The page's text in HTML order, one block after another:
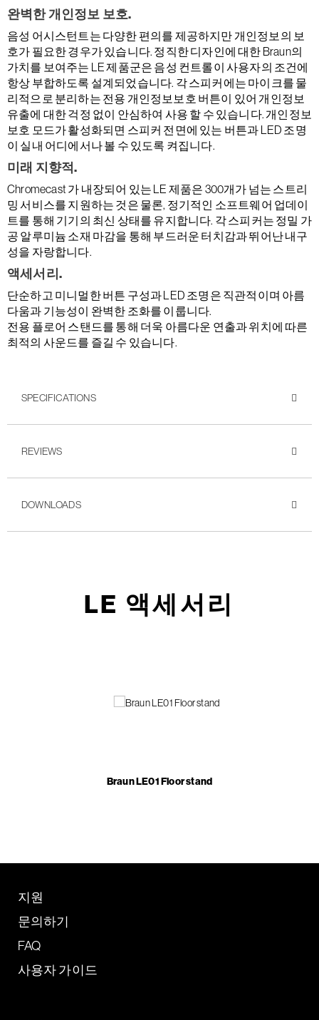
완벽한 개인정보 보호.
음성 어시스턴트는 다양한 편의를 제공하지만 개인정보의 보
호가 필요한 경우가 있습니다. 정직한 디자인에 대한 Braun의
가치를 보여주는 LE 제품군은 음성 컨트롤이 사용자의 조건에
항상 부합하도록 설계되었습니다. 각 스피커에는 마이크를 물
리적으로 분리하는 전용 개인정보보호 버튼이 있어 개인정보
유출에 대한 걱정 없이 안심하여 사용 할 수 있습니다. 개인정보
보호 모드가 활성화되면 스피커 전면에 있는 버튼과 LED 조명
이 실내 어디에서나 볼 수 있도록 켜집니다.
미래 지향적.
Chromecast 가 내장되어 있는 LE 제품은 300개가 넘는 스트리
밍 서비스를 지원하는 것은 물론, 정기적인 소프트웨어 업데이
트를 통해 기기의 최신 상태를 유지합니다. 각 스피커는 정밀 가
공 알루미늄 소재 마감을 통해 부드러운 터치감과 뛰어난 내구
성을 자랑합니다.
액세서리.
단순하고 미니멀한 버튼 구성과 LED 조명은 직관적이며 아름
다움과 기능성이 완벽한 조화를 이룹니다.
전용 플로어 스탠드를 통해 더욱 아름다운 연출과 위치에 따른
최적의 사운드를 즐길 수 있습니다.
SPECIFICATIONS
REVIEWS
DOWNLOADS
LE 액세서리
Braun LE01 Floor stand
지원
문의하기
FAQ
사용자 가이드